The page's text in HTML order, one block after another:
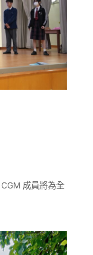
成員將為全